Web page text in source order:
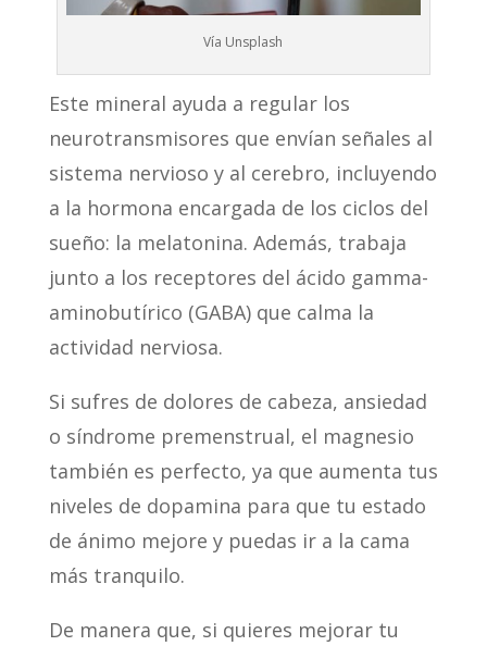
Vía Unsplash
Este mineral ayuda a regular los
neurotransmisores que envían señales al
sistema nervioso y al cerebro, incluyendo
a la hormona encargada de los ciclos del
sueño: la melatonina. Además, trabaja
junto a los receptores del ácido gamma-
aminobutírico (GABA) que calma la
actividad nerviosa.
Si sufres de dolores de cabeza, ansiedad
o síndrome premenstrual, el magnesio
también es perfecto, ya que aumenta tus
niveles de dopamina para que tu estado
de ánimo mejore y puedas ir a la cama
más tranquilo.
De manera que, si quieres mejorar tu